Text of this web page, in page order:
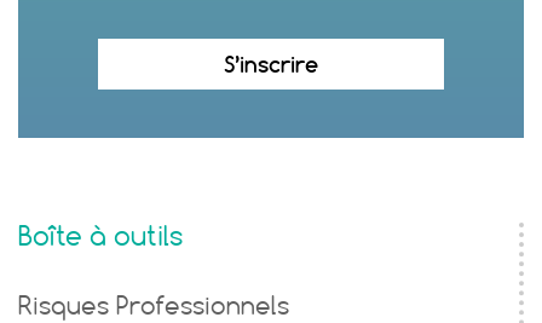
S’inscrire
Boîte à outils
Risques Professionnels